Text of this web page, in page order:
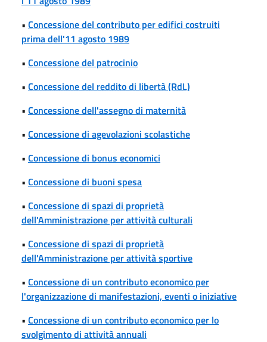
• Concessione del contributo per edifici costruiti
prima dell'11 agosto 1989
• Concessione del patrocinio
• Concessione del reddito di libertà (RdL)
• Concessione dell'assegno di maternità
• Concessione di agevolazioni scolastiche
• Concessione di bonus economici
• Concessione di buoni spesa
• Concessione di spazi di proprietà
dell'Amministrazione per attività culturali
• Concessione di spazi di proprietà
dell'Amministrazione per attività sportive
• Concessione di un contributo economico per
l'organizzazione di manifestazioni, eventi o iniziative
• Concessione di un contributo economico per lo
svolgimento di attività annuali